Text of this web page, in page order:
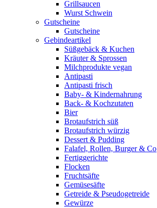
Grillsaucen
Wurst Schwein
Gutscheine
Gutscheine
Gebindeartikel
Süßgebäck & Kuchen
Kräuter & Sprossen
Milchprodukte vegan
Antipasti
Antipasti frisch
Baby- & Kindernahrung
Back- & Kochzutaten
Bier
Brotaufstrich süß
Brotaufstrich würzig
Dessert & Pudding
Falafel, Rollen, Burger & Co
Fertiggerichte
Flocken
Fruchtsäfte
Gemüsesäfte
Getreide & Pseudogetreide
Gewürze